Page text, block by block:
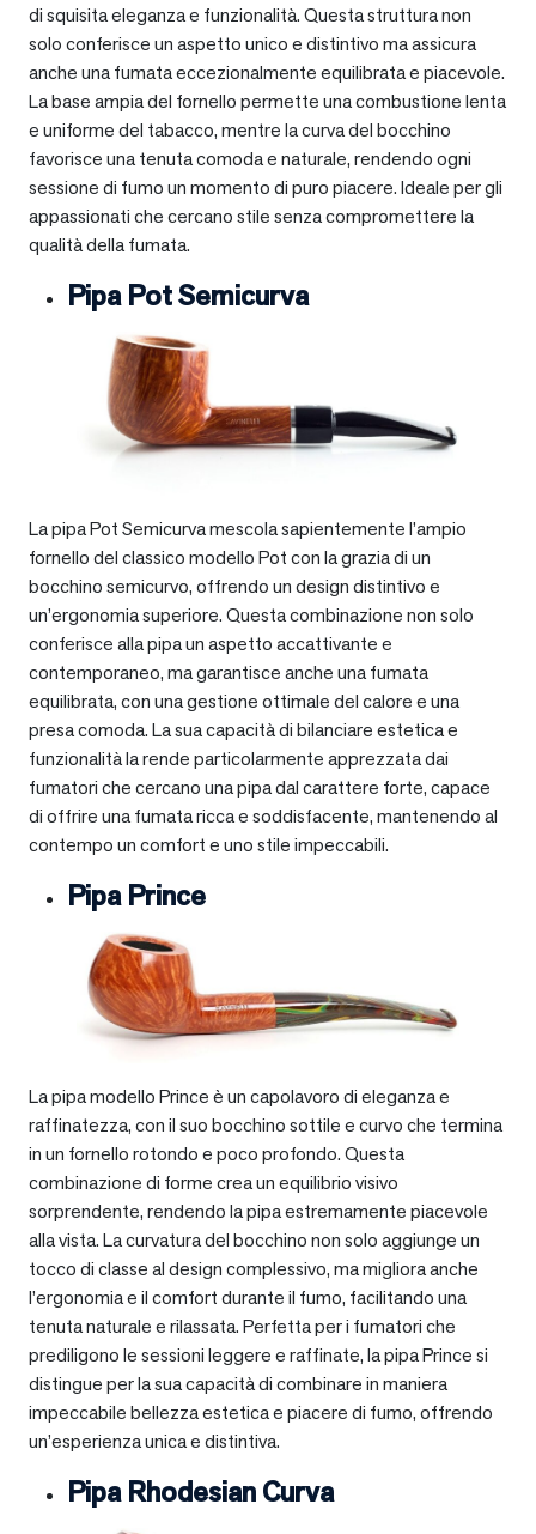
di squisita eleganza e funzionalità. Questa struttura non
solo conferisce un aspetto unico e distintivo ma assicura
anche una fumata eccezionalmente equilibrata e piacevole.
La base ampia del fornello permette una combustione lenta
e uniforme del tabacco, mentre la curva del bocchino
favorisce una tenuta comoda e naturale, rendendo ogni
sessione di fumo un momento di puro piacere. Ideale per gli
appassionati che cercano stile senza compromettere la
qualità della fumata.
Pipa Pot Semicurva
La pipa Pot Semicurva mescola sapientemente l’ampio
fornello del classico modello Pot con la grazia di un
bocchino semicurvo, offrendo un design distintivo e
un’ergonomia superiore. Questa combinazione non solo
conferisce alla pipa un aspetto accattivante e
contemporaneo, ma garantisce anche una fumata
equilibrata, con una gestione ottimale del calore e una
presa comoda. La sua capacità di bilanciare estetica e
funzionalità la rende particolarmente apprezzata dai
fumatori che cercano una pipa dal carattere forte, capace
di offrire una fumata ricca e soddisfacente, mantenendo al
contempo un comfort e uno stile impeccabili.
Pipa Prince
La pipa modello Prince è un capolavoro di eleganza e
raffinatezza, con il suo bocchino sottile e curvo che termina
in un fornello rotondo e poco profondo. Questa
combinazione di forme crea un equilibrio visivo
sorprendente, rendendo la pipa estremamente piacevole
alla vista. La curvatura del bocchino non solo aggiunge un
tocco di classe al design complessivo, ma migliora anche
l’ergonomia e il comfort durante il fumo, facilitando una
tenuta naturale e rilassata. Perfetta per i fumatori che
prediligono le sessioni leggere e raffinate, la pipa Prince si
distingue per la sua capacità di combinare in maniera
impeccabile bellezza estetica e piacere di fumo, offrendo
un’esperienza unica e distintiva.
Pipa Rhodesian Curva